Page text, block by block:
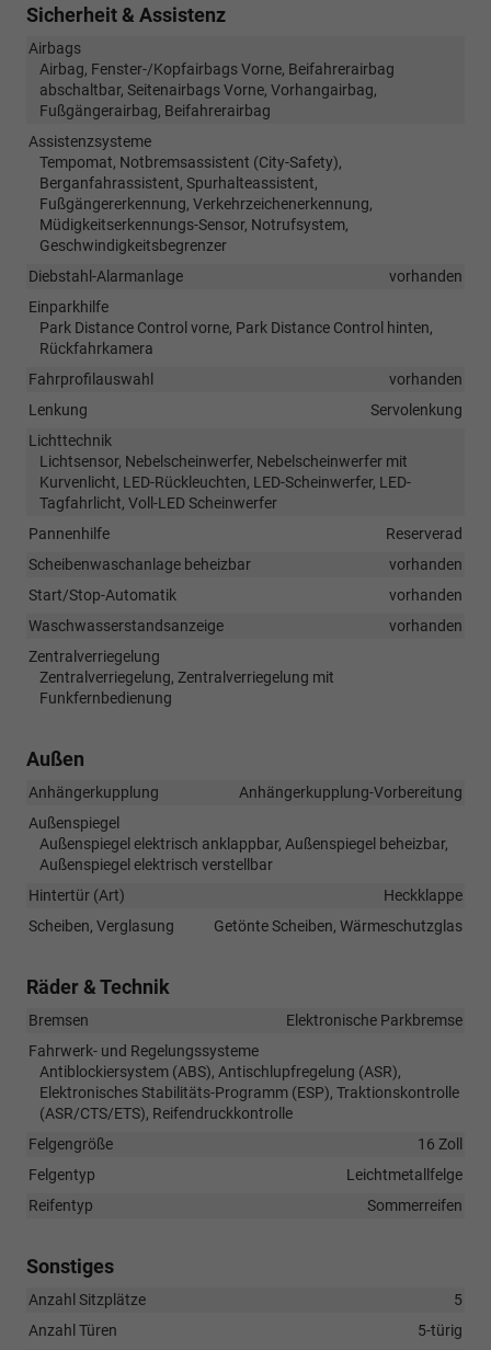
Sicherheit & Assistenz
Airbags
Airbag, Fenster-/Kopfairbags Vorne, Beifahrerairbag
abschaltbar, Seitenairbags Vorne, Vorhangairbag,
Fußgängerairbag, Beifahrerairbag
Assistenzsysteme
Tempomat, Notbremsassistent (City-Safety),
Berganfahrassistent, Spurhalteassistent,
Fußgängererkennung, Verkehrzeichenerkennung,
Müdigkeitserkennungs-Sensor, Notrufsystem,
Geschwindigkeitsbegrenzer
Diebstahl-Alarmanlage
vorhanden
Einparkhilfe
Park Distance Control vorne, Park Distance Control hinten,
Rückfahrkamera
Fahrprofilauswahl
vorhanden
Lenkung
Servolenkung
Lichttechnik
Lichtsensor, Nebelscheinwerfer, Nebelscheinwerfer mit
Kurvenlicht, LED-Rückleuchten, LED-Scheinwerfer, LED-
Tagfahrlicht, Voll-LED Scheinwerfer
Pannenhilfe
Reserverad
Scheibenwaschanlage beheizbar
vorhanden
Start/Stop-Automatik
vorhanden
Waschwasserstandsanzeige
vorhanden
Zentralverriegelung
Zentralverriegelung, Zentralverriegelung mit
Funkfernbedienung
Außen
Anhängerkupplung
Anhängerkupplung-Vorbereitung
Außenspiegel
Außenspiegel elektrisch anklappbar, Außenspiegel beheizbar,
Außenspiegel elektrisch verstellbar
Hintertür (Art)
Heckklappe
Scheiben, Verglasung
Getönte Scheiben, Wärmeschutzglas
Räder & Technik
Bremsen
Elektronische Parkbremse
Fahrwerk- und Regelungssysteme
Antiblockiersystem (ABS), Antischlupfregelung (ASR),
Elektronisches Stabilitäts-Programm (ESP), Traktionskontrolle
(ASR/CTS/ETS), Reifendruckkontrolle
Felgengröße
16 Zoll
Felgentyp
Leichtmetallfelge
Reifentyp
Sommerreifen
Sonstiges
Anzahl Sitzplätze
5
Anzahl Türen
5-türig